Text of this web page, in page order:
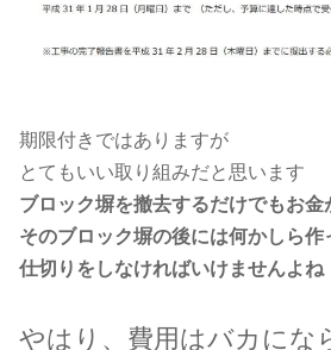
期限付きではありますが
とてもいい取り組みだと思います
ブロック塀を撤去するだけでもお金
そのブロック塀の後には何かしら作
仕切りをしなければいけませんよね
やはり、費用はバカにな